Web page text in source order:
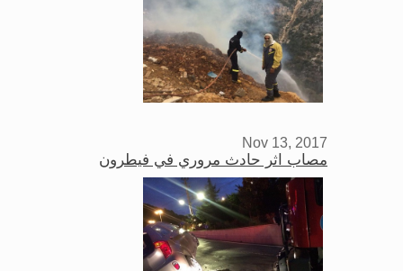
Nov 13, 2017
مصاب اثر حادث مروري في فيطرون